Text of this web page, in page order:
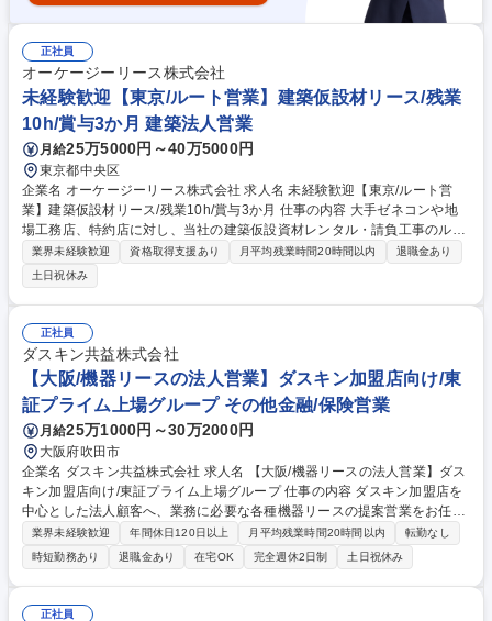
正社員
オーケージーリース株式会社
未経験歓迎【東京/ルート営業】建築仮設材リース/残業
10h/賞与3か月 建築法人営業
月給25万5000円～40万5000円
東京都中央区
企業名 オーケージーリース株式会社 求人名 未経験歓迎【東京/ルート営
業】建築仮設材リース/残業10h/賞与3か月 仕事の内容 大手ゼネコンや地
場工務店、特約店に対し、当社の建築仮設資材レンタル・請負工事のルー
ト営業を行います。足場プランの打合せやVE提案、見積書作成等を通じ
て、現場の安全なインフラ構築を支援します。 【具体的な業務内容】■既
存の取引先（大手ゼネコン等）への定期訪問・ニーズ獲得■仮設足場プラ
ンの打合せ、VE提案、入札のサポート■請負工事の打合せ、見積書・資料
作成などのデスクワーク 【仕事の魅力】 新規の飛び込みは一切なく、顧
客との信頼関係構築に集中できるルート営業です。 募集職種 未経験歓迎
【東京/ルート営業】建築仮設材リース/残業10h/賞与3か月
業界未経験歓迎 資格取得支援あり 月平均残業時間20時間以内
退職金あり
土日祝休み
正社員
ダスキン共益株式会社
【大阪/機器リースの法人営業】ダスキン加盟店向け/東
証プライム上場グループ その他金融/保険営業
月給25万1000円～30万2000円
大阪府吹田市
企業名 ダスキン共益株式会社 求人名 【大阪/機器リースの法人営業】ダス
キン加盟店向け/東証プライム上場グループ 仕事の内容 ダスキン加盟店を
中心とした法人顧客へ、業務に必要な各種機器リースの提案営業をお任せ
します。既存顧客へのフォローや新規提案、見積作成、契約手続き等、事
務業務も含めて幅広く担当いただきます。 【具体的には】 ・ダスキン加
盟店へのOA機器や各種業務機器等のリース提案 ・既存顧客のフォローお
よび入替提案 ・新規法人顧客への提案営業 ・見積作成、契約手続き、ア
フターフォロー ※入社後は丁寧なOJTがあり、段階的に業務を習得できる
業界未経験歓迎 年間休日120日以上 月平均残業時間20時間以内
転勤なし
時短勤務あり
退職金あり 在宅OK 完全週休2日制 土日祝休み
正社員